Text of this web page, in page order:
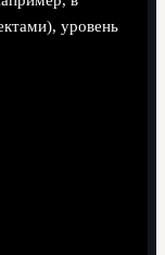
уровень